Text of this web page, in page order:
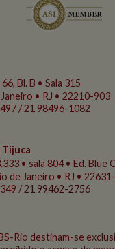
66, Bl. B • Sala 315
• RJ • 22210-903
/ 21 98496-1082
Tijuca
• sala 804 • Ed. Blue
de Janeiro • RJ •
/21 99462-2756
Rio destinam-se